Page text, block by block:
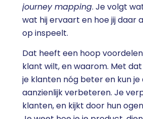
journey mapping. Je volgt
wat hij ervaart en hoe jij daar
op inspeelt.
Dat heeft een hoop
klant wilt, en waarom. Met
je klanten nóg beter en kun
aanzienlijk verbeteren. Je
klanten, en kijkt door hun